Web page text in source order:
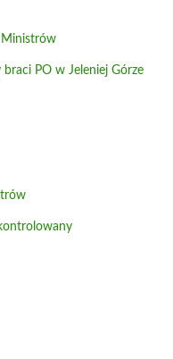
Ministrów
PO w Jeleniej Górze